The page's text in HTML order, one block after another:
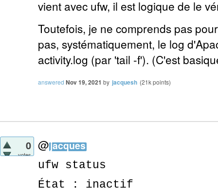
vient avec ufw, il est logique de le
Toutefois, je ne comprends pas
pas, systématiquement, le log
activity.log (par 'tail -f'). (C'est
answered Nov 19, 2021 by jacquesh (21kpoints)
0
votes
@jacques
ufw status
État : inactif